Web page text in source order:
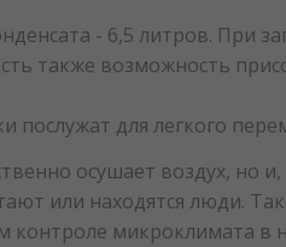
- 6,5 литров. При
также возможность
послужат для легкого
осушает воздух, но
или находятся люди.
микроклимата в